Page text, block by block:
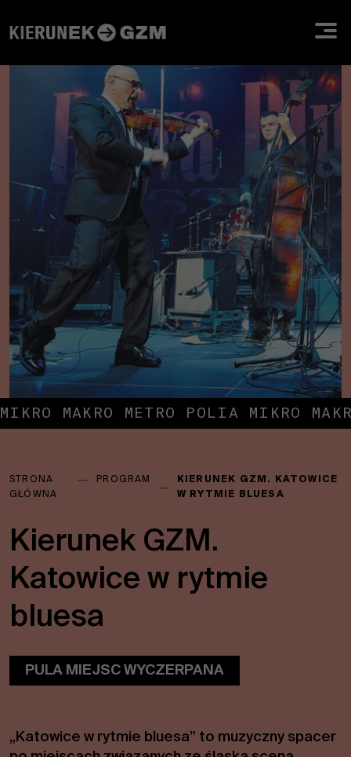
MIKRO MAKRO METRO POLIA MIKRO
tutaj:
STRONA
GŁÓWNA
― PROGRAM
―
KIERUNEK GZM. KATOWICE
W RYTMIE BLUESA
Kierunek GZM.
Katowice w rytmie
bluesa
PULA MIEJSC WYCZERPANA
„Katowice w rytmie bluesa” to muzyczny spacer